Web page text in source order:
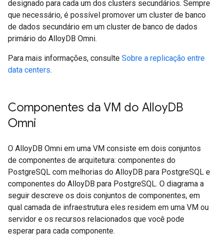
designado para cada um dos clusters secundários. Sempre
que necessário, é possível promover um cluster de banco
de dados secundário em um cluster de banco de dados
primário do AlloyDB Omni.
Para mais informações, consulte Sobre a replicação entre
data centers.
Componentes da VM do AlloyDB
Omni
O AlloyDB Omni em uma VM consiste em dois conjuntos
de componentes de arquitetura: componentes do
PostgreSQL com melhorias do AlloyDB para PostgreSQL e
componentes do AlloyDB para PostgreSQL. O diagrama a
seguir descreve os dois conjuntos de componentes, em
qual camada de infraestrutura eles residem em uma VM ou
servidor e os recursos relacionados que você pode
esperar para cada componente.